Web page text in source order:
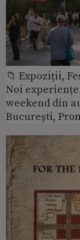
📁 Expoziţii,
Noi
weekend din
București,